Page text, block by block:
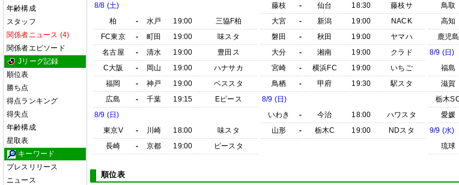
年齢構成
スタッフ
関係者ニュース (4)
関係者エピソード
Jリーグ記録
順位表
勝ち点
得点ランキング
得失点
年齢構成
星取表
キーワード
プレスリリース
ニュース
8/8 (土)
柏
- 水戸 19:00
三協F柏
FC東京
- 町田 19:00
味スタ
名古屋
- 清水 19:00
豊田ス
C大阪
- 岡山 19:00
ハナサカ
福岡
- 神戸 19:00
ベススタ
広島
- 千葉 19:15
Eピース
8/9 (日)
東京V
- 川崎 18:00
味スタ
長崎
- 京都 19:00 ピースタ
藤枝
- 仙台 18:30
藤枝サ
大宮
- 新潟 19:00
NACK
磐田
- 秋田 19:00
ヤマハ
大分
- 湘南 19:00
クラド
宮崎
- 横浜FC 19:00
いちご
鳥栖
- 甲府 19:30
駅スタ
8/9 (日)
いわき
- 今治 18:00
ハワスタ
山形
- 栃木C 19:00 NDスタ
鳥取
高知
鹿児島
8/9 (日)
福島
滋賀
栃木
愛媛
9/9 (水)
琉球
順位表